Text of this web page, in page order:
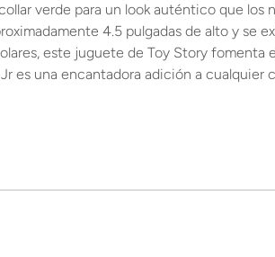
verde para un look auténtico que los
4.5 pulgadas de alto y se
este juguete de Toy Story fomenta
es una encantadora adición a cualquier